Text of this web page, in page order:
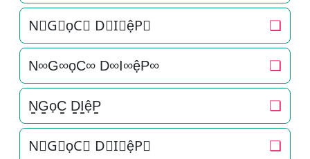
N⃕G⃕ọC⃕ D⃕I⃕ệP⃕ ❏
N∞G∞ọC∞ D∞I∞ệP∞ ❏
N͚G͚ọC͚ D͚I͚ệP͚ ❏
N⃒G⃒ọC⃒ D⃒I⃒ệP⃒ ❏